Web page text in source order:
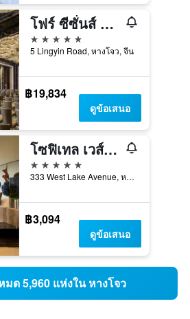
โฟร์ ซีซั่นส์ โฮเต็ล หังโจว แอท เวสต์ เลค
5 ดาว
5 Lingyin Road, หางโจว, จีน
฿19,834
ดูข้อเสนอ
โซฟิเทล เวส์ต เลค หางโจว
5 ดาว
333 West Lake Avenue, หางโจว, จีน
฿3,094
ดูข้อเสนอ
มด 5,960 แห่งใน หางโจว